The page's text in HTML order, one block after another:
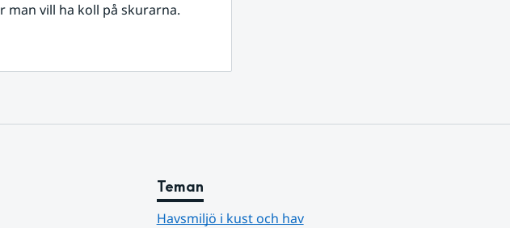
vill ha koll på skurarna.
Teman
Havsmiljö i kust och hav